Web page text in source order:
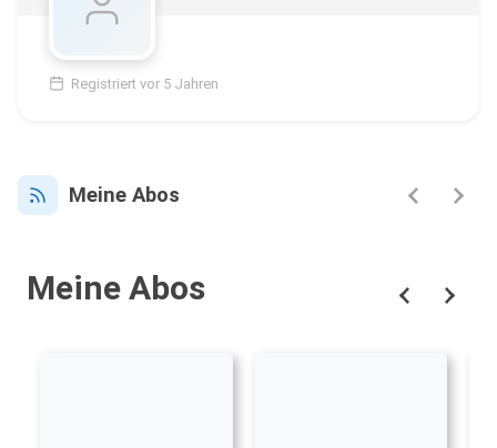
Registriert vor 5 Jahren
Meine Abos
Meine Abos